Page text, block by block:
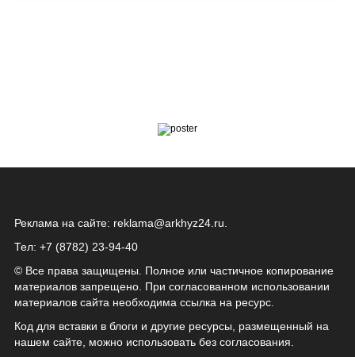
Реклама на сайте: reklama@arkhyz24.ru
Тел: +7 (8782) 23‑94‑40
© Все права защищены. Полное или частичное копирование
материалов запрещено. При согласованном использовании
материалов сайта необходима ссылка на ресурс.
Код для вставки в блоги и другие ресурсы, размещенный на
нашем сайте, можно использовать без согласования.